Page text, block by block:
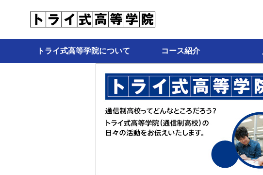
トライ式高等学院について コース紹介